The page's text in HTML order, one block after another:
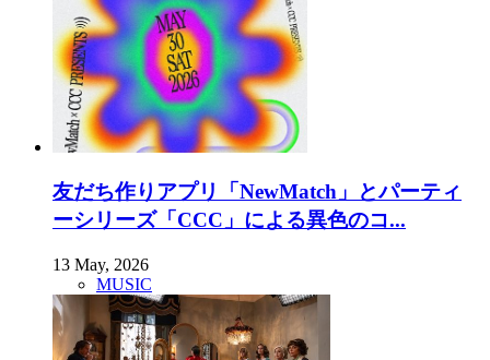
友だち作りアプリ「NewMatch」とパーティ
ーシリーズ「CCC」による異色のコ...
13 May, 2026
MUSIC